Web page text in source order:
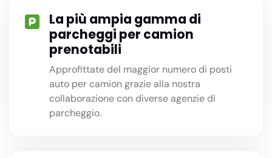
La più ampia gamma di
parcheggi per camion
prenotabili
Approfittate del maggior numero di posti
auto per camion grazie alla nostra
collaborazione con diverse agenzie di
parcheggio.